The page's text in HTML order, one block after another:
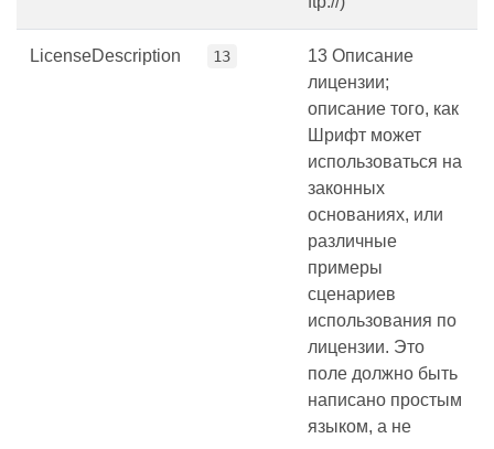
LicenseDescription 13
13 Описание
лицензии;
описание того, как
Шрифт может
использоваться на
законных
основаниях, или
различные
примеры
сценариев
использования по
лицензии. Это
поле должно быть
написано простым
языком, а не